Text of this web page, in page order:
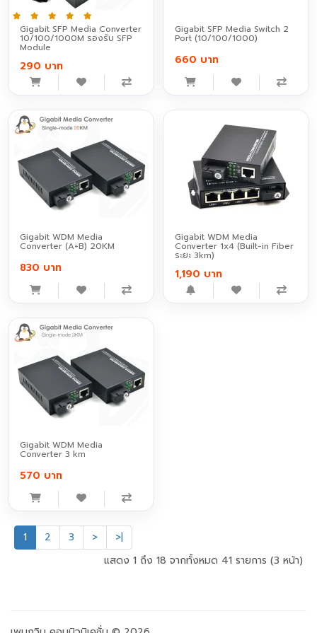
Gigabit SFP Media Converter
10/100/1000M รองรับ SFP
Module
290 บาท
Gigabit SFP Media Switch 2
Port (10/100/1000)
660 บาท
Gigabit WDM Media
Converter (A+B) 20KM
830 บาท
Gigabit WDM Media
Converter 1x4 (Built-in Fiber
ระยะ 3km)
1,190 บาท
Gigabit WDM Media
Converter 3 km
570 บาท
1 2 3 >
>|
แสดง 1 ถึง 18 จากทั้งหมด 41 รายการ (3 หน้า)